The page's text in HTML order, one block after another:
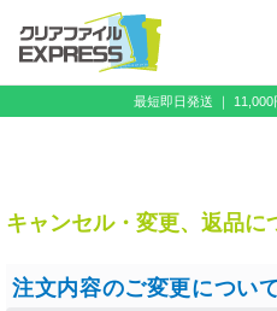
最短即日発送 ｜
キャンセル・変更、返品に